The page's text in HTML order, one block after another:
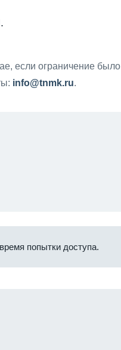
если ограничение было
info@tnmk.ru.
попытки доступа.